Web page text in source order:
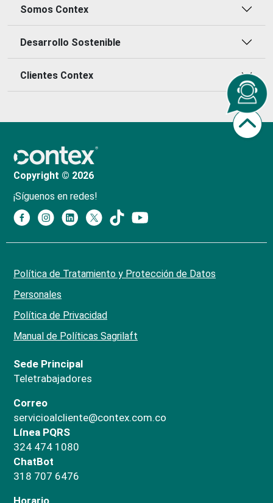
Somos Contex
Desarrollo Sostenible
Clientes Contex
Copyright © 2026
¡Síguenos en redes!
Política de Tratamiento y Protección de Datos
Personales
Política de Privacidad
Manual de Políticas Sagrilaft
Sede Principal
Teletrabajadores
Correo
servicioalcliente@contex.com.co
Línea PQRS
324 474 1080
ChatBot
318 707 6476
Horario